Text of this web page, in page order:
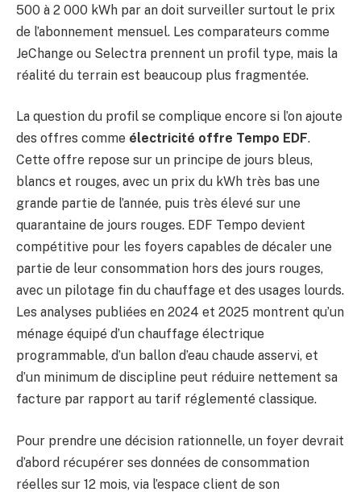
500 à 2 000 kWh par an doit surveiller surtout le prix
de l’abonnement mensuel. Les comparateurs comme
JeChange ou Selectra prennent un profil type, mais la
réalité du terrain est beaucoup plus fragmentée.
La question du profil se complique encore si l’on ajoute
des offres comme électricité offre Tempo EDF.
Cette offre repose sur un principe de jours bleus,
blancs et rouges, avec un prix du kWh très bas une
grande partie de l’année, puis très élevé sur une
quarantaine de jours rouges. EDF Tempo devient
compétitive pour les foyers capables de décaler une
partie de leur consommation hors des jours rouges,
avec un pilotage fin du chauffage et des usages lourds.
Les analyses publiées en 2024 et 2025 montrent qu’un
ménage équipé d’un chauffage électrique
programmable, d’un ballon d’eau chaude asservi, et
d’un minimum de discipline peut réduire nettement sa
facture par rapport au tarif réglementé classique.
Pour prendre une décision rationnelle, un foyer devrait
d’abord récupérer ses données de consommation
réelles sur 12 mois, via l’espace client de son